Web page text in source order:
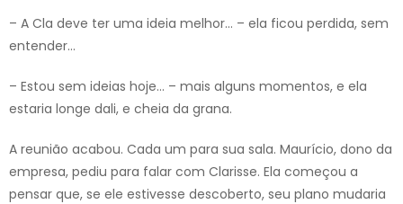
– A Cla deve ter uma ideia melhor… – ela ficou perdida, sem
entender…
– Estou sem ideias hoje… – mais alguns momentos, e ela
estaria longe dali, e cheia da grana.
A reunião acabou. Cada um para sua sala. Maurício, dono da
empresa, pediu para falar com Clarisse. Ela começou a
pensar que, se ele estivesse descoberto, seu plano mudaria